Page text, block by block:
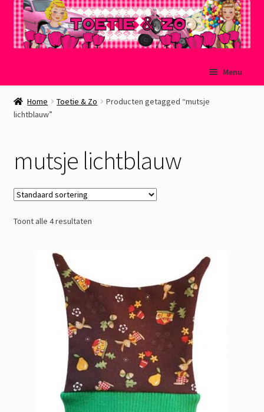
naar
navigatie
de
inhoud
Menu
Welkom
Winkelmand
Afrekenen
Over Toetie & Zo
Gastenboek
Home Toetie & Zo
Producten getagged “mutsje
lichtblauw”
mutsje lichtblauw
Toont alle 4 resultaten